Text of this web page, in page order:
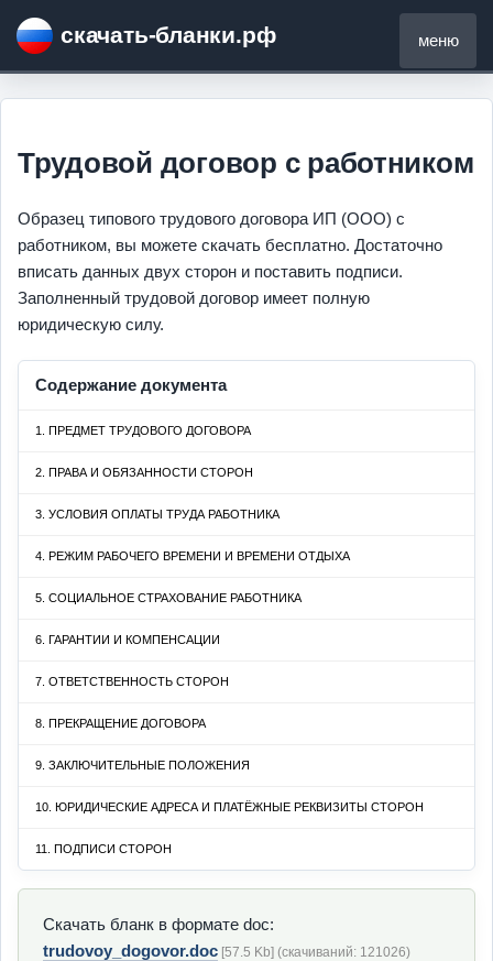
скачать-бланки.рф
Трудовой договор с работником
Образец типового трудового договора ИП (ООО) с
работником, вы можете скачать бесплатно. Достаточно
вписать данных двух сторон и поставить подписи.
Заполненный трудовой договор имеет полную
юридическую силу.
Содержание документа
1. ПРЕДМЕТ ТРУДОВОГО ДОГОВОРА
2. ПРАВА И ОБЯЗАННОСТИ СТОРОН
3. УСЛОВИЯ ОПЛАТЫ ТРУДА РАБОТНИКА
4. РЕЖИМ РАБОЧЕГО ВРЕМЕНИ И ВРЕМЕНИ ОТДЫХА
5. СОЦИАЛЬНОЕ СТРАХОВАНИЕ РАБОТНИКА
6. ГАРАНТИИ И КОМПЕНСАЦИИ
7. ОТВЕТСТВЕННОСТЬ СТОРОН
8. ПРЕКРАЩЕНИЕ ДОГОВОРА
9. ЗАКЛЮЧИТЕЛЬНЫЕ ПОЛОЖЕНИЯ
10. ЮРИДИЧЕСКИЕ АДРЕСА И ПЛАТЁЖНЫЕ РЕКВИЗИТЫ СТОРОН
11. ПОДПИСИ СТОРОН
Скачать бланк в формате doc:
trudovoy_dogovor.doc [57.5 Kb] (cкачиваний: 121026)
меню